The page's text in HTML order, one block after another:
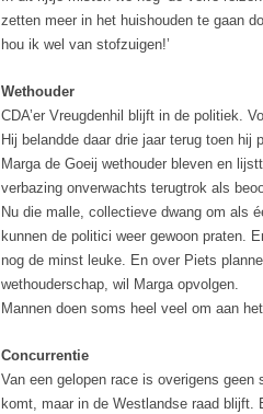
zetten meer in het huishouden te gaan
hou ik wel van stofzuigen!’
Wethouder
CDA’er Vreugdenhil blijft in de politiek.
Hij belandde daar drie jaar terug toen hij
Marga de Goeij wethouder bleven en
verbazing onverwachts terugtrok als
Nu die malle, collectieve dwang om als
kunnen de politici weer gewoon praten.
nog de minst leuke. En over Piets
wethouderschap, wil Marga opvolgen.
Mannen doen soms heel veel om aan
Concurrentie
Van een gelopen race is overigens
komt, maar in de Westlandse raad blijft.